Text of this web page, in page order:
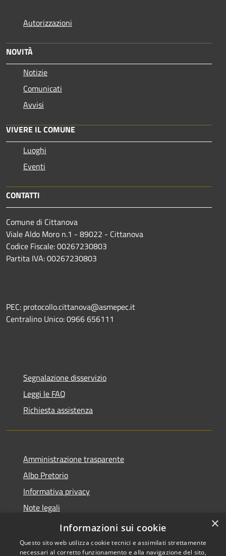
Autorizzazioni
NOVITÀ
Notizie
Comunicati
Avvisi
VIVERE IL COMUNE
Luoghi
Eventi
CONTATTI
Comune di Cittanova
Viale Aldo Moro n.1 - 89022 - Cittanova
Codice Fiscale: 00267230803
Partita IVA: 00267230803
PEC: protocollo.cittanova@asmepec.it
Centralino Unico: 0966 656111
Segnalazione disservizio
Leggi le FAQ
Richiesta assistenza
Amministrazione trasparente
Albo Pretorio
Informativa privacy
Note legali
Dichiarazione di accessibilità
×
Informazioni sui cookie
Questo sito web utilizza cookie tecnici e assimilati strettamente
necessari al corretto funzionamento e alla navigazione del sito,